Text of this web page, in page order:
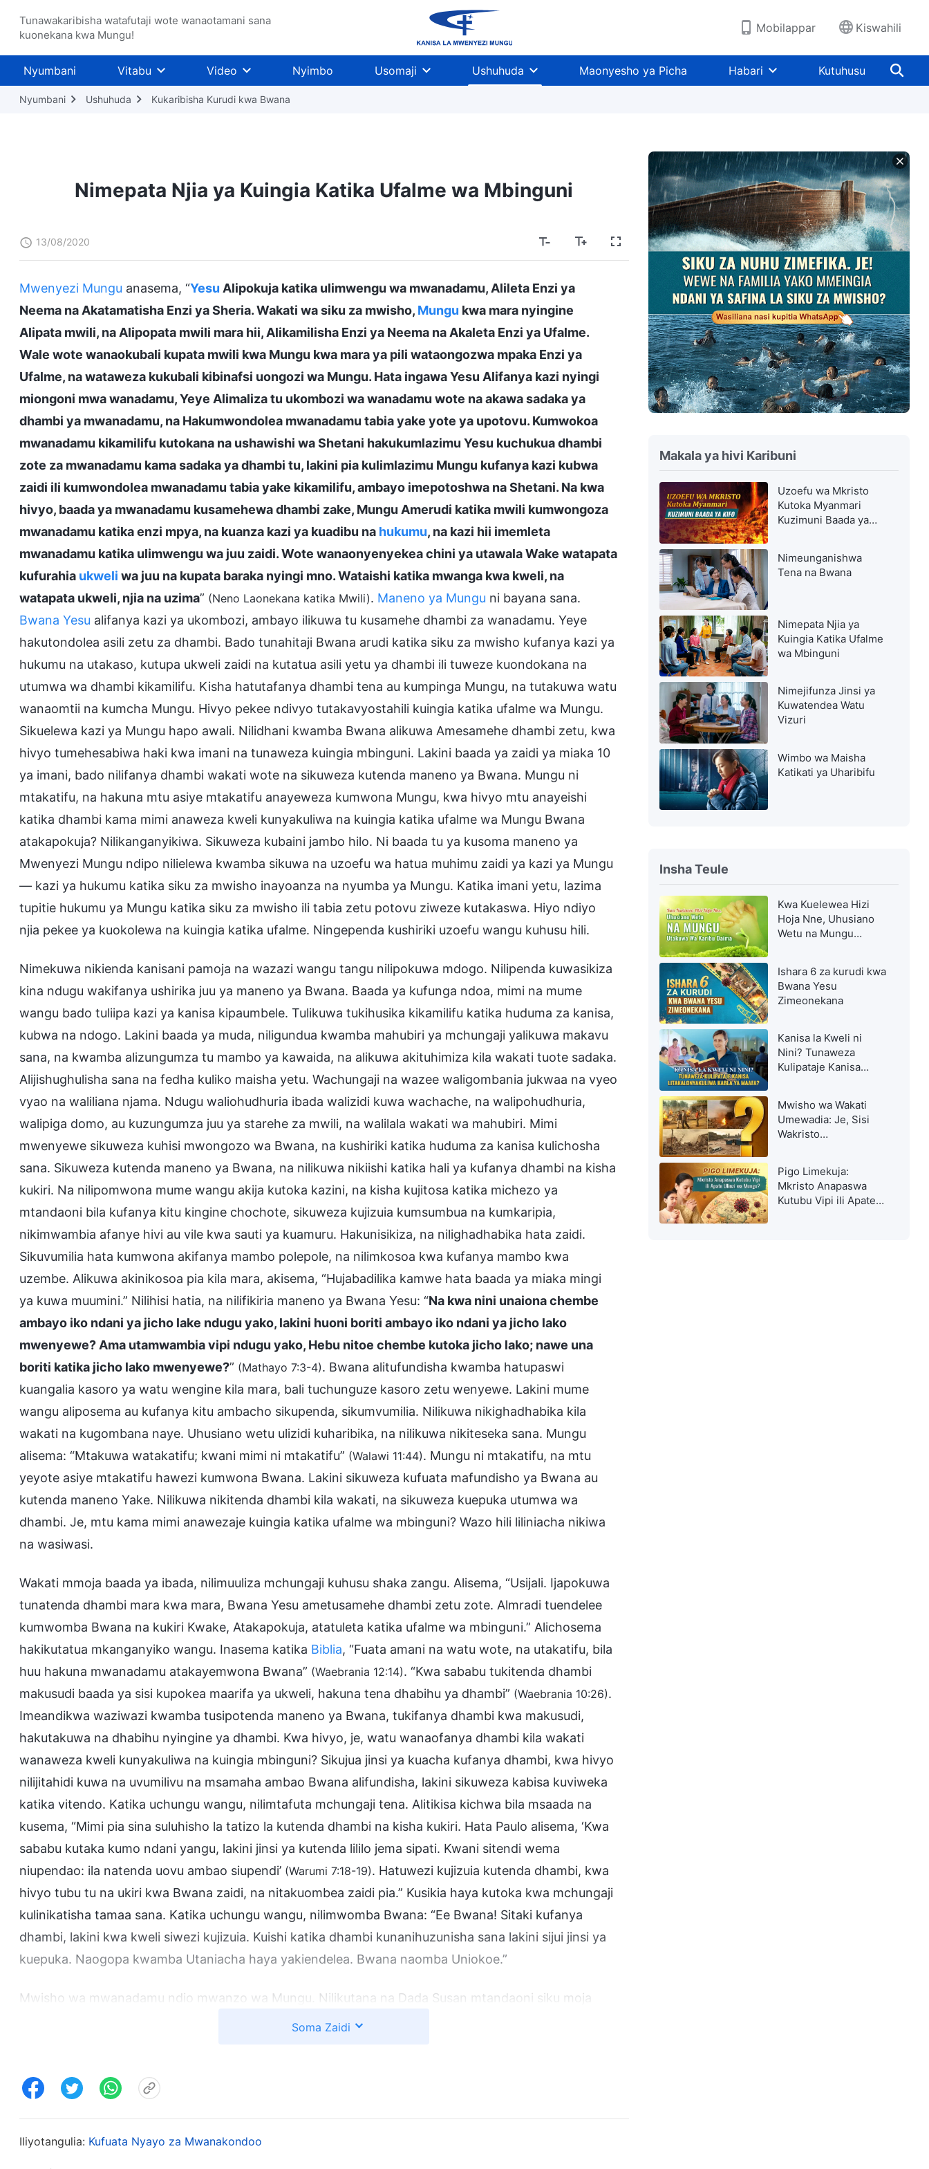
Tunawakaribisha watafutaji wote wanaotamani sana
kuonekana kwa Mungu!
Mobilappar Kiswahili
Nyumbani Vitabu Video Nyimbo Usomaji Ushuhuda Maonyesho ya Picha Habari Kutuhusu
Nyumbani Ushuhuda Kukaribisha Kurudi kwa Bwana
Nimepata Njia ya Kuingia Katika Ufalme wa Mbinguni
13/08/2020
Mwenyezi Mungu anasema, “Yesu Alipokuja katika ulimwengu wa mwanadamu, Alileta Enzi ya
Neema na Akatamatisha Enzi ya Sheria. Wakati wa siku za mwisho, Mungu kwa mara nyingine
Alipata mwili, na Alipopata mwili mara hii, Alikamilisha Enzi ya Neema na Akaleta Enzi ya Ufalme.
Wale wote wanaokubali kupata mwili kwa Mungu kwa mara ya pili wataongozwa mpaka Enzi ya
Ufalme, na wataweza kukubali kibinafsi uongozi wa Mungu. Hata ingawa Yesu Alifanya kazi nyingi
miongoni mwa wanadamu, Yeye Alimaliza tu ukombozi wa wanadamu wote na akawa sadaka ya
dhambi ya mwanadamu, na Hakumwondolea mwanadamu tabia yake yote ya upotovu. Kumwokoa
mwanadamu kikamilifu kutokana na ushawishi wa Shetani hakukumlazimu Yesu kuchukua dhambi
zote za mwanadamu kama sadaka ya dhambi tu, lakini pia kulimlazimu Mungu kufanya kazi kubwa
zaidi ili kumwondolea mwanadamu tabia yake kikamilifu, ambayo imepotoshwa na Shetani. Na kwa
hivyo, baada ya mwanadamu kusamehewa dhambi zake, Mungu Amerudi katika mwili kumwongoza
mwanadamu katika enzi mpya, na kuanza kazi ya kuadibu na hukumu, na kazi hii imemleta
mwanadamu katika ulimwengu wa juu zaidi. Wote wanaonyenyekea chini ya utawala Wake watapata
kufurahia ukweli wa juu na kupata baraka nyingi mno. Wataishi katika mwanga kwa kweli, na
watapata ukweli, njia na uzima” (Neno Laonekana katika Mwili). Maneno ya Mungu ni bayana sana.
Bwana Yesu alifanya kazi ya ukombozi, ambayo ilikuwa tu kusamehe dhambi za wanadamu. Yeye
hakutondolea asili zetu za dhambi. Bado tunahitaji Bwana arudi katika siku za mwisho kufanya kazi ya
hukumu na utakaso, kutupa ukweli zaidi na kutatua asili yetu ya dhambi ili tuweze kuondokana na
utumwa wa dhambi kikamilifu. Kisha hatutafanya dhambi tena au kumpinga Mungu, na tutakuwa watu
wanaomtii na kumcha Mungu. Hivyo pekee ndivyo tutakavyostahili kuingia katika ufalme wa Mungu.
Sikuelewa kazi ya Mungu hapo awali. Nilidhani kwamba Bwana alikuwa Amesamehe dhambi zetu, kwa
hivyo tumehesabiwa haki kwa imani na tunaweza kuingia mbinguni. Lakini baada ya zaidi ya miaka 10
ya imani, bado nilifanya dhambi wakati wote na sikuweza kutenda maneno ya Bwana. Mungu ni
mtakatifu, na hakuna mtu asiye mtakatifu anayeweza kumwona Mungu, kwa hivyo mtu anayeishi
katika dhambi kama mimi anaweza kweli kunyakuliwa na kuingia katika ufalme wa Mungu Bwana
atakapokuja? Nilikanganyikiwa. Sikuweza kubaini jambo hilo. Ni baada tu ya kusoma maneno ya
Mwenyezi Mungu ndipo nilielewa kwamba sikuwa na uzoefu wa hatua muhimu zaidi ya kazi ya Mungu
— kazi ya hukumu katika siku za mwisho inayoanza na nyumba ya Mungu. Katika imani yetu, lazima
tupitie hukumu ya Mungu katika siku za mwisho ili tabia zetu potovu ziweze kutakaswa. Hiyo ndiyo
njia pekee ya kuokolewa na kuingia katika ufalme. Ningependa kushiriki uzoefu wangu kuhusu hili.
Nimekuwa nikienda kanisani pamoja na wazazi wangu tangu nilipokuwa mdogo. Nilipenda kuwasikiza
kina ndugu wakifanya ushirika juu ya maneno ya Bwana. Baada ya kufunga ndoa, mimi na mume
wangu bado tuliipa kazi ya kanisa kipaumbele. Tulikuwa tukihusika kikamilifu katika huduma za kanisa,
kubwa na ndogo. Lakini baada ya muda, niligundua kwamba mahubiri ya mchungaji yalikuwa makavu
sana, na kwamba alizungumza tu mambo ya kawaida, na alikuwa akituhimiza kila wakati tuote sadaka.
Alijishughulisha sana na fedha kuliko maisha yetu. Wachungaji na wazee waligombania jukwaa na vyeo
vyao na waliliana njama. Ndugu waliohudhuria ibada walizidi kuwa wachache, na walipohudhuria,
walipiga domo, au kuzungumza juu ya starehe za mwili, na walilala wakati wa mahubiri. Mimi
mwenyewe sikuweza kuhisi mwongozo wa Bwana, na kushiriki katika huduma za kanisa kulichosha
sana. Sikuweza kutenda maneno ya Bwana, na nilikuwa nikiishi katika hali ya kufanya dhambi na kisha
kukiri. Na nilipomwona mume wangu akija kutoka kazini, na kisha kujitosa katika michezo ya
mtandaoni bila kufanya kitu kingine chochote, sikuweza kujizuia kumsumbua na kumkaripia,
nikimwambia afanye hivi au vile kwa sauti ya kuamuru. Hakunisikiza, na nilighadhabika hata zaidi.
Sikuvumilia hata kumwona akifanya mambo polepole, na nilimkosoa kwa kufanya mambo kwa
uzembe. Alikuwa akinikosoa pia kila mara, akisema, “Hujabadilika kamwe hata baada ya miaka mingi
ya kuwa muumini.” Nilihisi hatia, na nilifikiria maneno ya Bwana Yesu: “Na kwa nini unaiona chembe
ambayo iko ndani ya jicho lake ndugu yako, lakini huoni boriti ambayo iko ndani ya jicho lako
mwenyewe? Ama utamwambia vipi ndugu yako, Hebu nitoe chembe kutoka jicho lako; nawe una
boriti katika jicho lako mwenyewe?” (Mathayo 7:3-4). Bwana alitufundisha kwamba hatupaswi
kuangalia kasoro ya watu wengine kila mara, bali tuchunguze kasoro zetu wenyewe. Lakini mume
wangu aliposema au kufanya kitu ambacho sikupenda, sikumvumilia. Nilikuwa nikighadhabika kila
wakati na kugombana naye. Uhusiano wetu ulizidi kuharibika, na nilikuwa nikiteseka sana. Mungu
alisema: “Mtakuwa watakatifu; kwani mimi ni mtakatifu” (Walawi 11:44). Mungu ni mtakatifu, na mtu
yeyote asiye mtakatifu hawezi kumwona Bwana. Lakini sikuweza kufuata mafundisho ya Bwana au
kutenda maneno Yake. Nilikuwa nikitenda dhambi kila wakati, na sikuweza kuepuka utumwa wa
dhambi. Je, mtu kama mimi anawezaje kuingia katika ufalme wa mbinguni? Wazo hili liliniacha nikiwa
na wasiwasi.
Wakati mmoja baada ya ibada, nilimuuliza mchungaji kuhusu shaka zangu. Alisema, “Usijali. Ijapokuwa
tunatenda dhambi mara kwa mara, Bwana Yesu ametusamehe dhambi zetu zote. Almradi tuendelee
kumwomba Bwana na kukiri Kwake, Atakapokuja, atatuleta katika ufalme wa mbinguni.” Alichosema
hakikutatua mkanganyiko wangu. Inasema katika Biblia, “Fuata amani na watu wote, na utakatifu, bila
huu hakuna mwanadamu atakayemwona Bwana” (Waebrania 12:14). “Kwa sababu tukitenda dhambi
makusudi baada ya sisi kupokea maarifa ya ukweli, hakuna tena dhabihu ya dhambi” (Waebrania 10:26).
Imeandikwa waziwazi kwamba tusipotenda maneno ya Bwana, tukifanya dhambi kwa makusudi,
hakutakuwa na dhabihu nyingine ya dhambi. Kwa hivyo, je, watu wanaofanya dhambi kila wakati
wanaweza kweli kunyakuliwa na kuingia mbinguni? Sikujua jinsi ya kuacha kufanya dhambi, kwa hivyo
nilijitahidi kuwa na uvumilivu na msamaha ambao Bwana alifundisha, lakini sikuweza kabisa kuviweka
katika vitendo. Katika uchungu wangu, nilimtafuta mchungaji tena. Alitikisa kichwa bila msaada na
kusema, “Mimi pia sina suluhisho la tatizo la kutenda dhambi na kisha kukiri. Hata Paulo alisema, ‘Kwa
sababu kutaka kumo ndani yangu, lakini jinsi ya kutenda lililo jema sipati. Kwani sitendi wema
niupendao: ila natenda uovu ambao siupendi’ (Warumi 7:18-19). Hatuwezi kujizuia kutenda dhambi, kwa
hivyo tubu tu na ukiri kwa Bwana zaidi, na nitakuombea zaidi pia.” Kusikia haya kutoka kwa mchungaji
kulinikatisha tamaa sana. Katika uchungu wangu, nilimwomba Bwana: “Ee Bwana! Sitaki kufanya
dhambi, lakini kwa kweli siwezi kujizuia. Kuishi katika dhambi kunanihuzunisha sana lakini sijui jinsi ya
kuepuka. Naogopa kwamba Utaniacha haya yakiendelea. Bwana naomba Uniokoe.”
Mwisho wa mwanadamu ndio mwanzo wa Mungu. Nilikutana na Dada Susan mtandaoni siku moja
mnamo Mei 2018. Tulishiriki juu ya Biblia sana. Alikuwa na utambuzi wa kipekee kuhusu Biblia na
Mimi hufanya dhambi wakati wote. Nina wasiwasi kuwa sitaingia katika ufalme wa mbinguni.
moyoni. Je, una maoni gani kuhusu haya?” Dada Susan alisema, “Ni kweli kwamba Bwana Yesu
Soma Zaidi
Iliyotangulia: Kufuata Nyayo za Mwanakondoo
Makala ya hivi Karibuni
Uzoefu wa Mkristo
Kutoka Myanmari
Kuzimuni Baada ya
Nimeunganishwa
Tena na Bwana
Nimepata Njia ya
Kuingia Katika Ufalme
wa Mbinguni
Nimejifunza Jinsi ya
Kuwatendea Watu
Vizuri
Wimbo wa Maisha
Katikati ya Uharibifu
Insha Teule
Kwa Kuelewea Hizi
Hoja Nne, Uhusiano
Wetu na Mungu
Ishara 6 za kurudi kwa
Bwana Yesu
Zimeonekana
Kanisa la Kweli ni
Nini? Tunaweza
Kulipataje Kanisa
Mwisho wa Wakati
Umewadia: Je, Sisi
Wakristo
Pigo Limekuja:
Mkristo Anapaswa
Kutubu Vipi ili Apate